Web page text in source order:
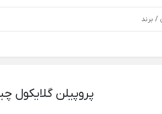
پروپیلن گلایکول